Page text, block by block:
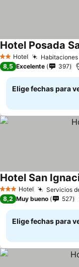
2 Estrellas
Hotel
Hotel Posada
8,5 Excelente 397
Elige fechas para
3 Estrellas
Hotel Servicios
Hotel San
8,2 Muy bueno 527
Elige fechas para